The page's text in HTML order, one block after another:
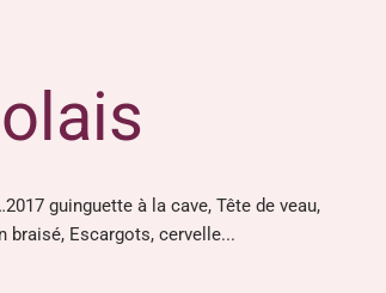
guinguette à la cave, Tête de veau,
braisé, Escargots, cervelle...